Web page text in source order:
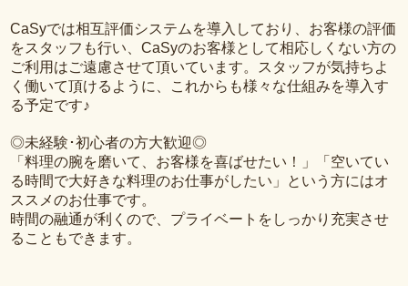
CaSyでは相互評価システムを導入しており、お客様の評価
をスタッフも行い、CaSyのお客様として相応しくない方の
ご利用はご遠慮させて頂いています。スタッフが気持ちよ
く働いて頂けるように、これからも様々な仕組みを導入す
る予定です♪
◎未経験･初心者の方大歓迎◎
「料理の腕を磨いて、お客様を喜ばせたい！」「空いてい
る時間で大好きな料理のお仕事がしたい」という方にはオ
ススメのお仕事です。
時間の融通が利くので、プライベートをしっかり充実させ
ることもできます。